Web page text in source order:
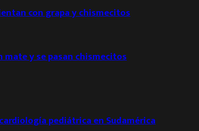
con grapa y chismecitos
mate y se pasan chismecitos
pediátrica en Sudamérica